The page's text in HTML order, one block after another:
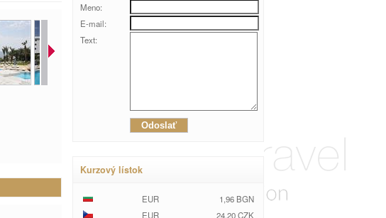
Meno:
E-mail:
Text:
Kurzový lístok
EUR
1,96 BGN
EUR
24,20 CZK